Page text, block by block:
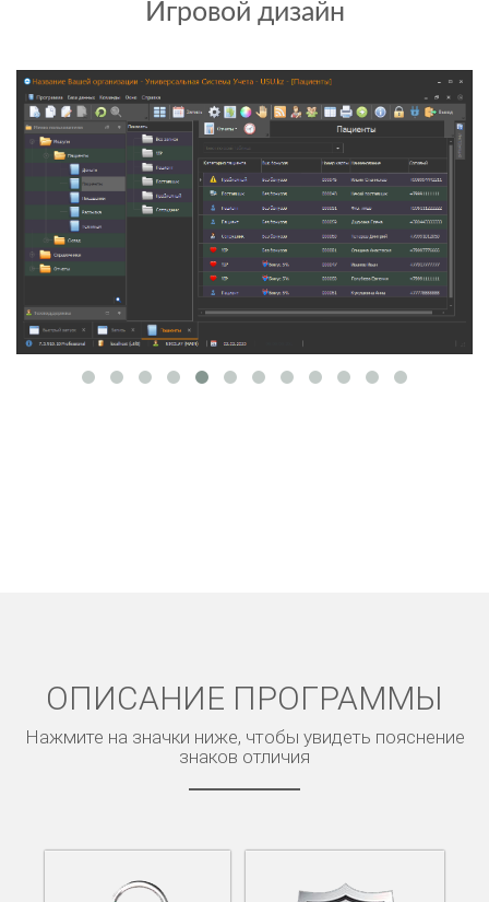
Игровой дизайн
Теплая галька
ОПИСАНИЕ ПРОГРАММЫ
Нажмите на значки ниже, чтобы увидеть пояснение
знаков отличия